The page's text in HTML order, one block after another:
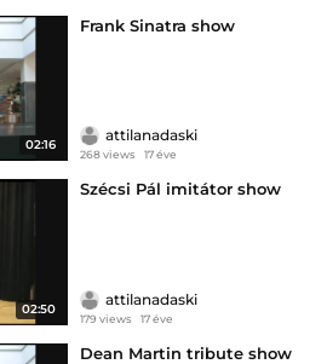
02:16
Frank Sinatra show
attilanadaski
268 views 17 éve
02:50
Szécsi Pál imitátor show
attilanadaski
179 views 17 éve
Dean Martin tribute show